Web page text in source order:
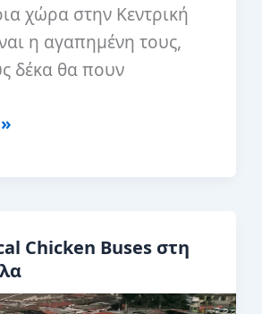
χώρα στην Κεντρική
η αγαπημένη τους,
δέκα θα πουν
Chicken Buses στη